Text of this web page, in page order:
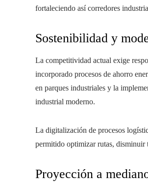
fortaleciendo así corredores
Sostenibilidad y
La competitividad actual exige
incorporado procesos de ahorro
en parques industriales y la
industrial moderno.
La digitalización de procesos
permitido optimizar rutas, disminuir
Proyección a